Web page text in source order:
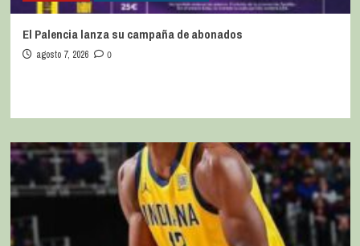
El Palencia lanza su campaña de abonados
agosto 7, 2026 0